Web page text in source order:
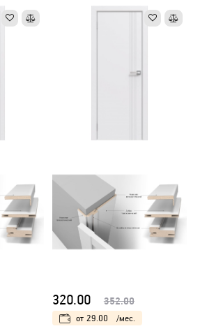
320.00 352.00
от 29.00 /мес.